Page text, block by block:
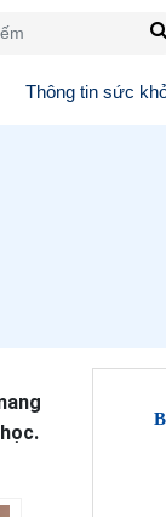
Thông tin sức